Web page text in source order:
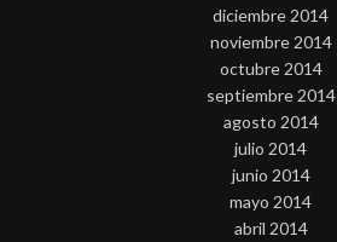
diciembre 2014
noviembre 2014
octubre 2014
septiembre 2014
agosto 2014
julio 2014
junio 2014
mayo 2014
abril 2014